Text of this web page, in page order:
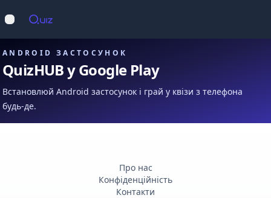
Відкрити меню
ANDROID ЗАСТОСУНОК
QuizHUB у Google Play
Встановлюй Android застосунок і грай у квізи з телефона
будь-де.
Про нас
Конфіденційність
Контакти